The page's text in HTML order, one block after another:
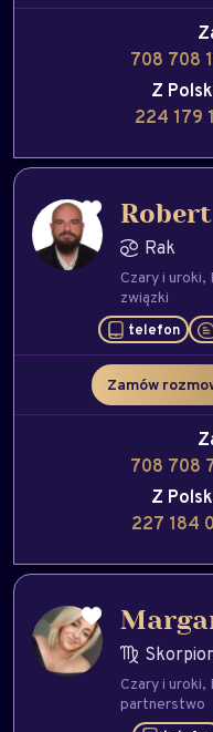
708 708
Z
224 179
Robert
Rak
Czary i uroki
związki
telefon
Zamów
708 708
Z
227 184
Czary i uroki
partnerstwo